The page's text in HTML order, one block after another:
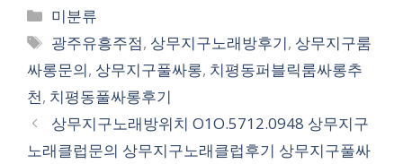
카
테
고
리
미분류
태
그
광주유흥주점, 상무지구노래방후기, 상무지구룸
싸롱문의, 상무지구풀싸롱, 치평동퍼블릭룸싸롱추
천, 치평동풀싸롱후기
상무지구노래방위치 O1O.5712.0948 상무지구
노래클럽문의 상무지구노래클럽후기 상무지구풀싸